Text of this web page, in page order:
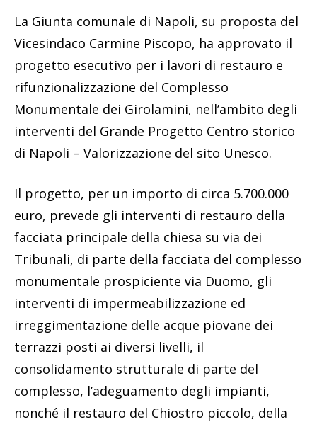
La Giunta comunale di Napoli, su proposta del
Vicesindaco Carmine Piscopo, ha approvato il
progetto esecutivo per i lavori di restauro e
rifunzionalizzazione del Complesso
Monumentale dei Girolamini, nell’ambito degli
interventi del Grande Progetto Centro storico
di Napoli – Valorizzazione del sito Unesco.
Il progetto, per un importo di circa 5.700.000
euro, prevede gli interventi di restauro della
facciata principale della chiesa su via dei
Tribunali, di parte della facciata del complesso
monumentale prospiciente via Duomo, gli
interventi di impermeabilizzazione ed
irreggimentazione delle acque piovane dei
terrazzi posti ai diversi livelli, il
consolidamento strutturale di parte del
complesso, l’adeguamento degli impianti,
nonché il restauro del Chiostro piccolo, della